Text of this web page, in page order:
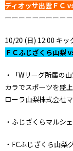
ディオッサ出雲ＦＣ
ーーーーーーーーーー
10/20 (日) 12:00 キッ
ＦＣふじざくら山梨
・「Wリーグ所属の
カラでスポーツを盛
ローラ山梨株式会社
・ふじざくらマルシ
・FCふじざくら山梨